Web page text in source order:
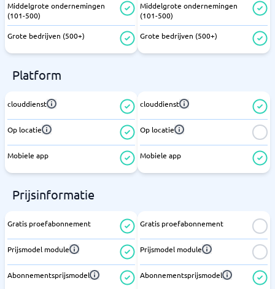
Middelgrote ondernemingen
(101-500)
Grote bedrijven (500+)
Middelgrote ondernemingen
(101-500)
Grote bedrijven (500+)
Platform
clouddienst
Op locatie
Mobiele app
clouddienst
Op locatie
Mobiele app
Prijsinformatie
Gratis proefabonnement
Prijsmodel module
Abonnementsprijsmodel
Gratis proefabonnement
Prijsmodel module
Abonnementsprijsmodel